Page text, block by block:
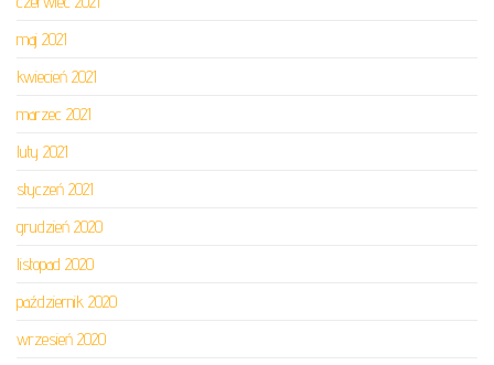
maj 2021
kwiecień 2021
marzec 2021
luty 2021
styczeń 2021
grudzień 2020
listopad 2020
październik 2020
wrzesień 2020